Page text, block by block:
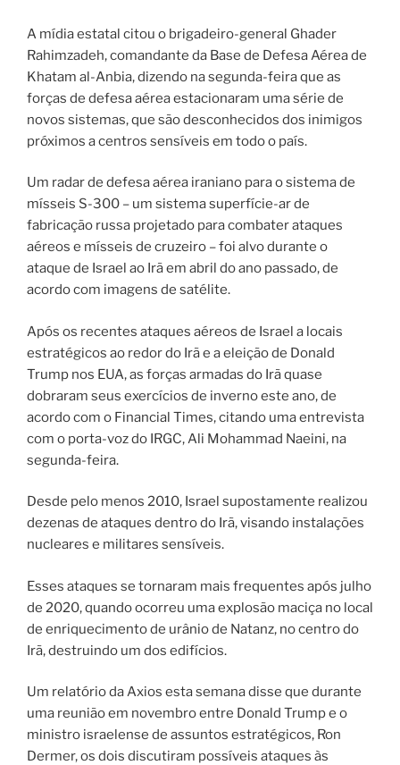
A mídia estatal citou o brigadeiro-general Ghader
Rahimzadeh, comandante da Base de Defesa Aérea de
Khatam al-Anbia, dizendo na segunda-feira que as
forças de defesa aérea estacionaram uma série de
novos sistemas, que são desconhecidos dos inimigos
próximos a centros sensíveis em todo o país.
Um radar de defesa aérea iraniano para o sistema de
mísseis S-300 – um sistema superfície-ar de
fabricação russa projetado para combater ataques
aéreos e mísseis de cruzeiro – foi alvo durante o
ataque de Israel ao Irã em abril do ano passado, de
acordo com imagens de satélite.
Após os recentes ataques aéreos de Israel a locais
estratégicos ao redor do Irã e a eleição de Donald
Trump nos EUA, as forças armadas do Irã quase
dobraram seus exercícios de inverno este ano, de
acordo com o Financial Times, citando uma entrevista
com o porta-voz do IRGC, Ali Mohammad Naeini, na
segunda-feira.
Desde pelo menos 2010, Israel supostamente realizou
dezenas de ataques dentro do Irã, visando instalações
nucleares e militares sensíveis.
Esses ataques se tornaram mais frequentes após julho
de 2020, quando ocorreu uma explosão maciça no local
de enriquecimento de urânio de Natanz, no centro do
Irã, destruindo um dos edifícios.
Um relatório da Axios esta semana disse que durante
uma reunião em novembro entre Donald Trump e o
ministro israelense de assuntos estratégicos, Ron
Dermer, os dois discutiram possíveis ataques às